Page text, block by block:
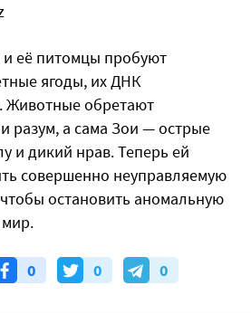
и её питомцы пробуют
ягоды, их ДНК
Животные обретают
разум, а сама Зои — острые
и дикий нрав. Теперь ей
совершенно неуправляемую
остановить аномальную
0 0 0